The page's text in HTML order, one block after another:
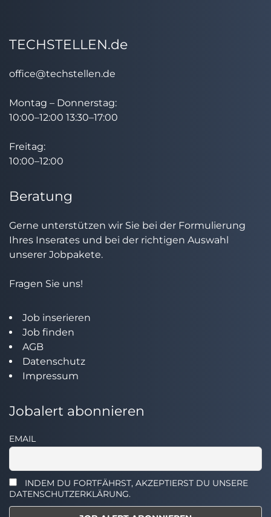
TECHSTELLEN.de
office@techstellen.de
Montag – Donnerstag:
10:00–12:00 13:30–17:00
Freitag:
10:00–12:00
Beratung
Gerne unterstützen wir Sie bei der Formulierung
Ihres Inserates und bei der richtigen Auswahl
unserer Jobpakete.
Fragen Sie uns!
Job inserieren
Job finden
AGB
Datenschutz
Impressum
Jobalert abonnieren
EMAIL
INDEM DU FORTFÄHRST, AKZEPTIERST DU UNSERE
DATENSCHUTZERKLÄRUNG.